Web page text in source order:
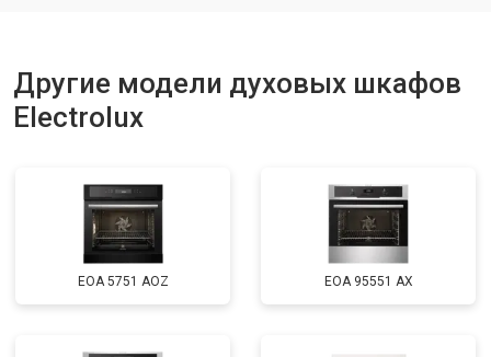
Другие модели духовых шкафов
Electrolux
EOA 5751 AOZ EOA 95551 AX